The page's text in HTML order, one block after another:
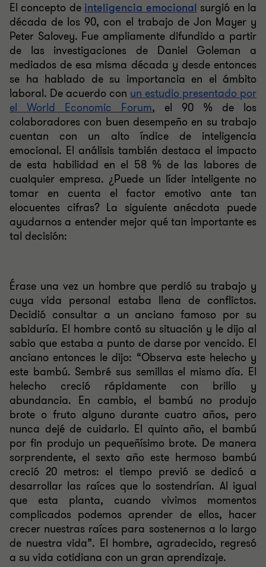
El concepto de inteligencia emocional surgió en la
década de los 90, con el trabajo de Jon Mayer y
Peter Salovey. Fue ampliamente difundido a partir
de las investigaciones de Daniel Goleman a
mediados de esa misma década y desde entonces
se ha hablado de su importancia en el ámbito
laboral. De acuerdo con un estudio presentado por
el World Economic Forum, el 90 % de los
colaboradores con buen desempeño en su trabajo
cuentan con un alto índice de inteligencia
emocional. El análisis también destaca el impacto
de esta habilidad en el 58 % de las labores de
cualquier empresa. ¿Puede un líder inteligente no
tomar en cuenta el factor emotivo ante tan
elocuentes cifras? La siguiente anécdota puede
ayudarnos a entender mejor qué tan importante es
tal decisión:
Érase una vez un hombre que perdió su trabajo y
cuya vida personal estaba llena de conflictos.
Decidió consultar a un anciano famoso por su
sabiduría. El hombre contó su situación y le dijo al
sabio que estaba a punto de darse por vencido. El
anciano entonces le dijo: “Observa este helecho y
este bambú. Sembré sus semillas el mismo día. El
helecho creció rápidamente con brillo y
abundancia. En cambio, el bambú no produjo
brote o fruto alguno durante cuatro años, pero
nunca dejé de cuidarlo. El quinto año, el bambú
por fin produjo un pequeñísimo brote. De manera
sorprendente, el sexto año este hermoso bambú
creció 20 metros: el tiempo previó se dedicó a
desarrollar las raíces que lo sostendrían. Al igual
que esta planta, cuando vivimos momentos
complicados podemos aprender de ellos, hacer
crecer nuestras raíces para sostenernos a lo largo
de nuestra vida”. El hombre, agradecido, regresó
a su vida cotidiana con un gran aprendizaje.